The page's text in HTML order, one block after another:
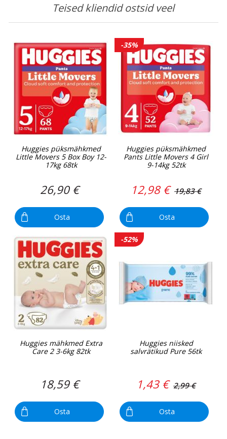
Teised kliendid ostsid veel
Huggies püksmähkmed
Little Movers 5 Box Boy 12-
17kg 68tk
26,90 €
Osta
-35%
Huggies püksmähkmed
Pants Little Movers 4 Girl
9-14kg 52tk
12,98 € 19,83 €
Osta
Huggies mähkmed Extra
Care 2 3-6kg 82tk
18,59 €
Osta
-52%
Huggies niisked
salvrätikud Pure 56tk
1,43 € 2,99 €
Osta